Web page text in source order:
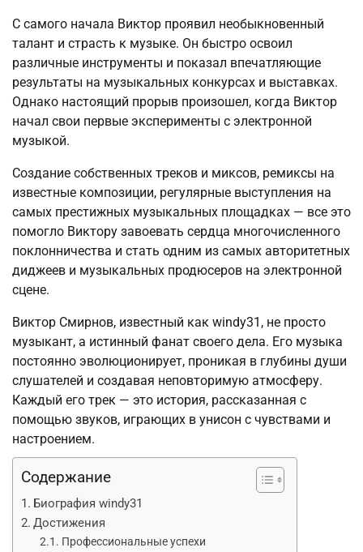
С самого начала Виктор проявил необыкновенный
талант и страсть к музыке. Он быстро освоил
различные инструменты и показал впечатляющие
результаты на музыкальных конкурсах и выставках.
Однако настоящий прорыв произошел, когда Виктор
начал свои первые эксперименты с электронной
музыкой.
Создание собственных треков и миксов, ремиксы на
известные композиции, регулярные выступления на
самых престижных музыкальных площадках — все это
помогло Виктору завоевать сердца многочисленного
поклонничества и стать одним из самых авторитетных
диджеев и музыкальных продюсеров на электронной
сцене.
Виктор Смирнов, известный как windy31, не просто
музыкант, а истинный фанат своего дела. Его музыка
постоянно эволюционирует, проникая в глубины души
слушателей и создавая неповторимую атмосферу.
Каждый его трек — это история, рассказанная с
помощью звуков, играющих в унисон с чувствами и
настроением.
Содержание
Биография windy31
Достижения
Профессиональные успехи